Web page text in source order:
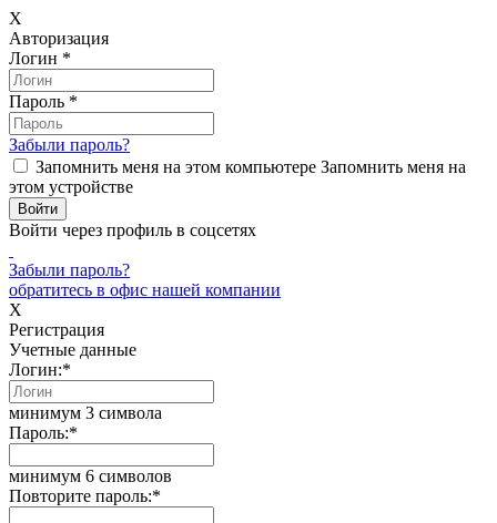
X
Авторизация
Логин *
Пароль *
Забыли пароль?
Запомнить меня на этом компьютере Запомнить меня на
этом устройстве
Войти через профиль в соцсетях
Забыли пароль?
обратитесь в офис нашей компании
X
Регистрация
Учетные данные
Логин:*
минимум 3 символа
Пароль:*
минимум 6 символов
Повторите пароль:*